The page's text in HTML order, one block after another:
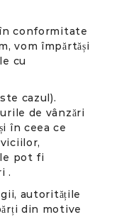
conformitate
vom împărtăși
cu
cazul).
de vânzări
în ceea ce
pot fi
.
autoritățile
din motive